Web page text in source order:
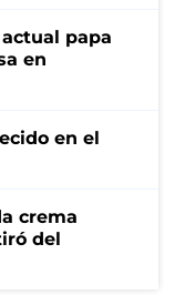
papa
en
en el
crema
del